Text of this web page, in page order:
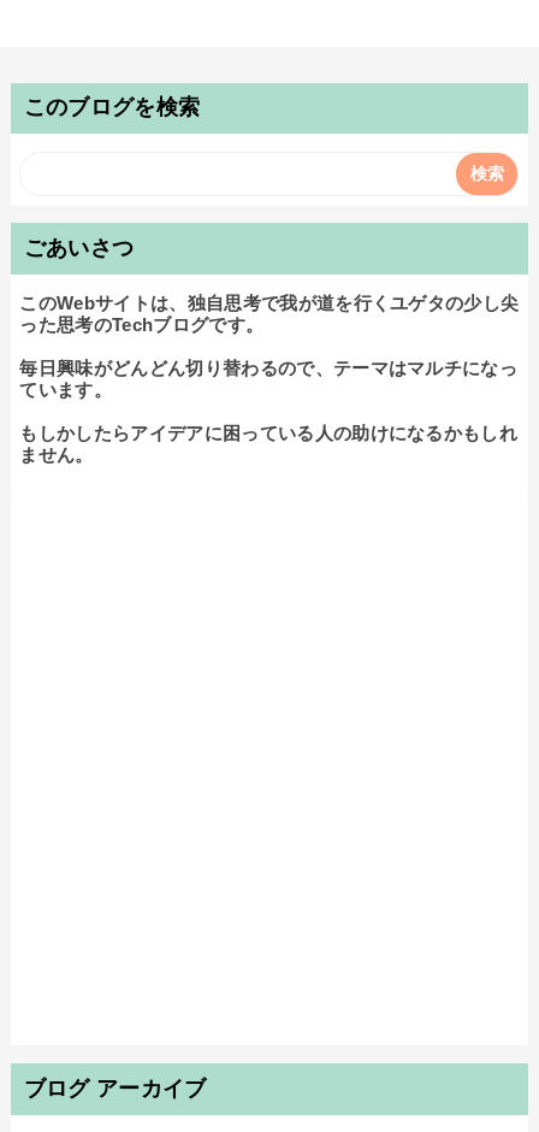
このブログを検索
ごあいさつ
このWebサイトは、独自思考で我が道を行くユゲタの少し尖
った思考のTechブログです。
毎日興味がどんどん切り替わるので、テーマはマルチになっ
ています。
もしかしたらアイデアに困っている人の助けになるかもしれ
ません。
ブログ アーカイブ